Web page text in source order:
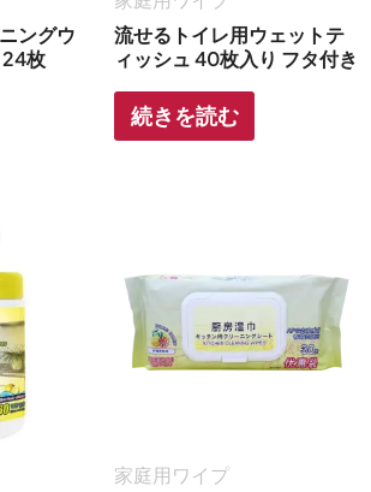
ングウ
24枚
流せるトイレ用ウェットテ
ィッシュ 40枚入り フタ付き
続きを読む
家庭用ワイプ